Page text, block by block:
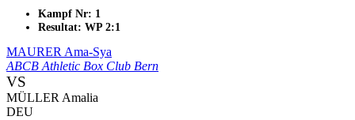
Kampf Nr: 1
Resultat: WP 2:1
MAURER Ama-Sya
ABCB Athletic Box Club Bern
VS
MÜLLER Amalia
DEU